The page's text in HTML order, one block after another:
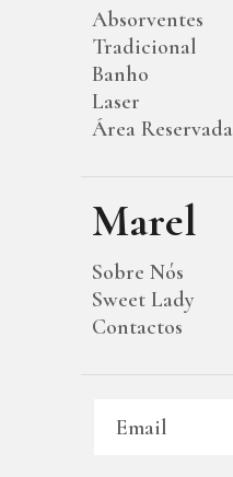
Absorventes
Tradicional
Banho
Laser
Área Reservada
Marel
Sobre Nós
Sweet Lady
Contactos